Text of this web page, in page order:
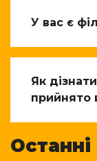
У вас є
Як
прийнято
Останні